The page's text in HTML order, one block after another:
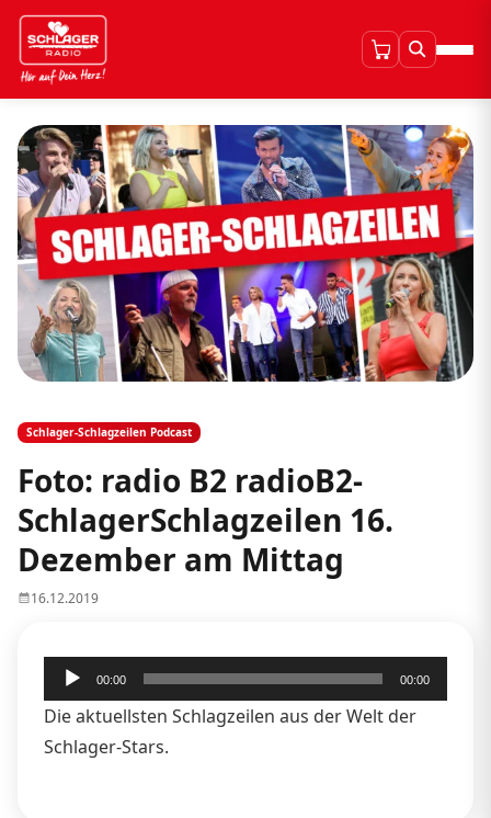
Schlager-Schlagzeilen Podcast
Foto: radio B2 radioB2-
SchlagerSchlagzeilen 16.
Dezember am Mittag
16.12.2019
Audio-
Player
00:00 00:00
Die aktuellsten Schlagzeilen aus der Welt der
Schlager-Stars.